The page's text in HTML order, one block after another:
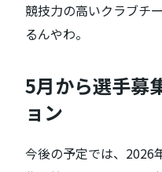
競技力の高いクラブチ
るんやわ。
5月から選手募
ョン
今後の予定では、2026